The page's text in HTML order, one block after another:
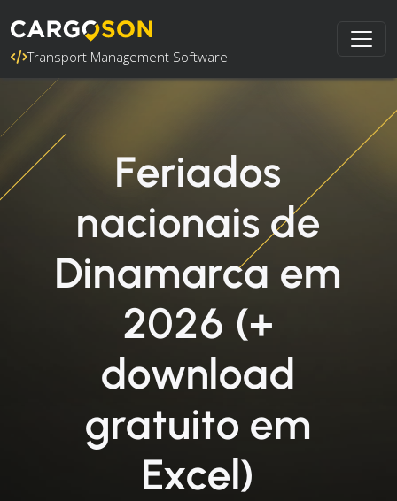
Transport Management Software
Feriados
nacionais de
Dinamarca em
2026 (+
download
gratuito em
Excel)